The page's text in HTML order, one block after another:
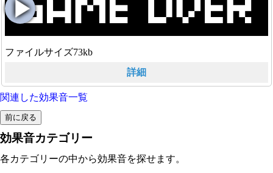
ファイルサイズ73kb
詳細
関連した効果音一覧
効果音カテゴリー
各カテゴリーの中から効果音を探せます。